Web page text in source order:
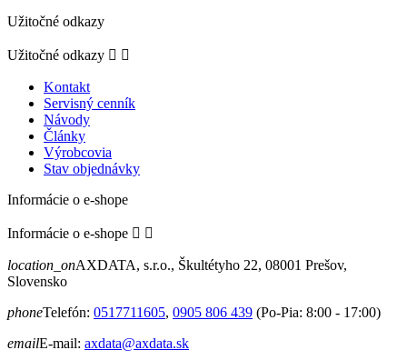
Užitočné odkazy
Užitočné odkazy  
Kontakt
Servisný cenník
Návody
Články
Výrobcovia
Stav objednávky
Informácie o e-shope
Informácie o e-shope  
location_onAXDATA, s.r.o., Škultétyho 22, 08001 Prešov,
Slovensko
phoneTelefón: 0517711605, 0905 806 439 (Po-Pia: 8:00 - 17:00)
emailE-mail: axdata@axdata.sk